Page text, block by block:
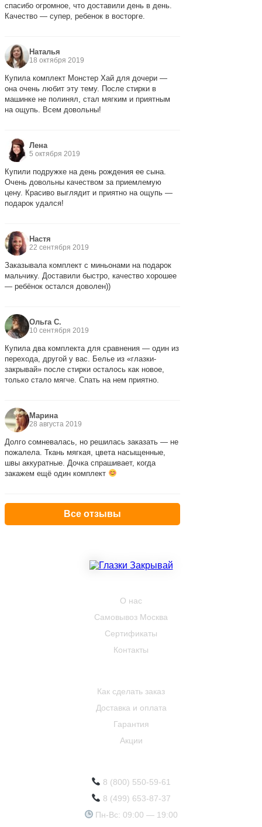
спасибо огромное, что доставили день в день.
Качество — супер, ребенок в восторге.
Наталья
18 октября 2019
Купила комплект Монстер Хай для дочери —
она очень любит эту тему. После стирки в
машинке не полинял, стал мягким и приятным
на ощупь. Всем довольны!
Лена
5 октября 2019
Купили подружке на день рождения ее сына.
Очень довольны качеством за приемлемую
цену. Красиво выглядит и приятно на ощупь —
подарок удался!
Настя
22 сентября 2019
Заказывала комплект с миньонами на подарок
мальчику. Доставили быстро, качество хорошее
— ребёнок остался доволен))
Ольга С.
10 сентября 2019
Купила два комплекта для сравнения — один из
перехода, другой у вас. Белье из «глазки-
закрывай» после стирки осталось как новое,
только стало мягче. Спать на нем приятно.
Марина
28 августа 2019
Долго сомневалась, но решилась заказать — не
пожалела. Ткань мягкая, цвета насыщенные,
швы аккуратные. Дочка спрашивает, когда
закажем ещё один комплект
Все отзывы
О нас
Самовывоз Москва
Сертификаты
Контакты
Как сделать заказ
Доставка и оплата
Гарантия
Акции
8 (800) 550-59-61
8 (499) 653-87-37
Пн-Вс: 09:00 — 19:00